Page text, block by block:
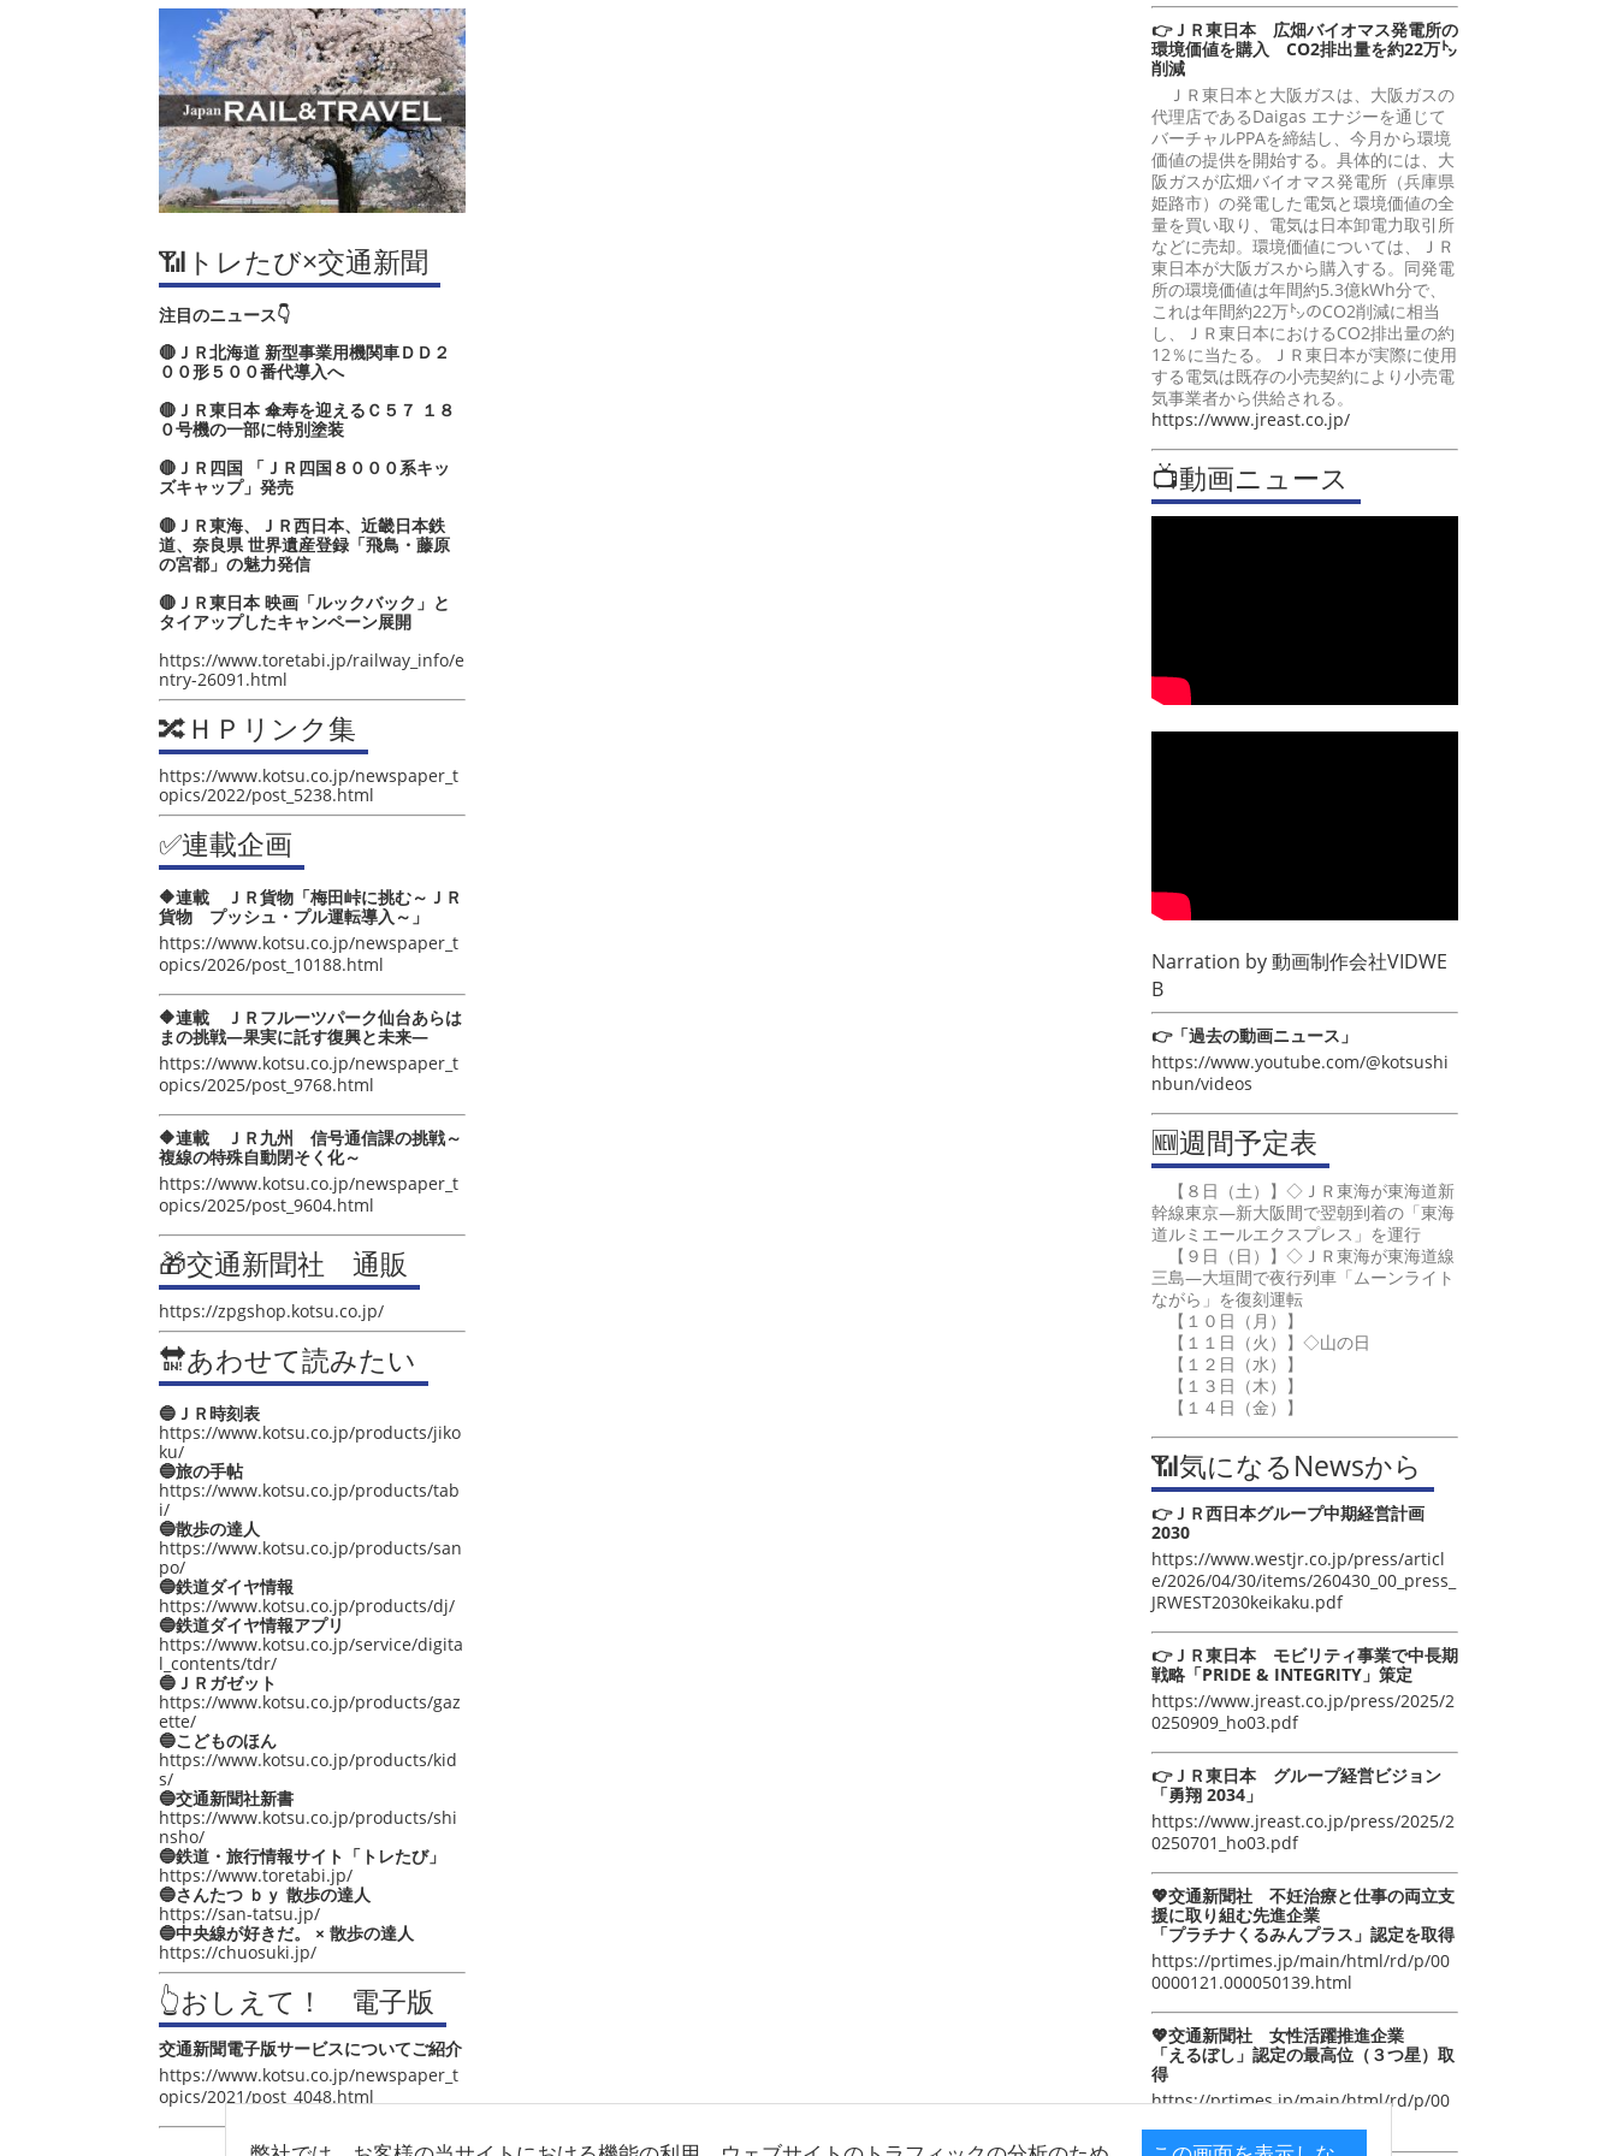
📶トレたび×交通新聞
注目のニュース👇
🔴ＪＲ北海道 新型事業用機関車ＤＤ２
００形５００番代導入へ
🔴ＪＲ東日本 傘寿を迎えるＣ５７ １８
０号機の一部に特別塗装
🔴ＪＲ四国 「ＪＲ四国８０００系キッ
ズキャップ」発売
🔴ＪＲ東海、ＪＲ西日本、近畿日本鉄
道、奈良県 世界遺産登録「飛鳥・藤原
の宮都」の魅力発信
🔴ＪＲ東日本 映画「ルックバック」と
タイアップしたキャンペーン展開
https://www.toretabi.jp/railway_info/e
ntry-26091.html
🔀ＨＰリンク集
https://www.kotsu.co.jp/newspaper_t
opics/2022/post_5238.html
✅連載企画
🔶連載 ＪＲ貨物「梅田峠に挑む～ＪＲ
貨物 プッシュ・プル運転導入～」
https://www.kotsu.co.jp/newspaper_t
opics/2026/post_10188.html
🔶連載 ＪＲフルーツパーク仙台あらは
まの挑戦―果実に託す復興と未来―
https://www.kotsu.co.jp/newspaper_t
opics/2025/post_9768.html
🔶連載 ＪＲ九州 信号通信課の挑戦～
複線の特殊自動閉そく化～
https://www.kotsu.co.jp/newspaper_t
opics/2025/post_9604.html
🎁交通新聞社 通販
https://zpgshop.kotsu.co.jp/
🔛あわせて読みたい
🔵ＪＲ時刻表
https://www.kotsu.co.jp/products/jiko
ku/
🔵旅の手帖
https://www.kotsu.co.jp/products/tab
i/
🔵散歩の達人
https://www.kotsu.co.jp/products/san
po/
🔵鉄道ダイヤ情報
https://www.kotsu.co.jp/products/dj/
🔵鉄道ダイヤ情報アプリ
https://www.kotsu.co.jp/service/digita
l_contents/tdr/
🔵ＪＲガゼット
https://www.kotsu.co.jp/products/gaz
ette/
🔵こどものほん
https://www.kotsu.co.jp/products/kid
s/
🔵交通新聞社新書
https://www.kotsu.co.jp/products/shi
nsho/
🔵鉄道・旅行情報サイト「トレたび」
https://www.toretabi.jp/
🔵さんたつ ｂｙ 散歩の達人
https://san-tatsu.jp/
🔵中央線が好きだ。 × 散歩の達人
https://chuosuki.jp/
👆おしえて！ 電子版
交通新聞電子版サービスについてご紹介
https://www.kotsu.co.jp/newspaper_t
opics/2021/post_4048.html
👉ＪＲ東日本 広畑バイオマス発電所の
環境価値を購入 CO2排出量を約22万㌧
削減
ＪＲ東日本と大阪ガスは、大阪ガスの
代理店であるDaigas エナジーを通じて
バーチャルPPAを締結し、今月から環境
価値の提供を開始する。具体的には、大
阪ガスが広畑バイオマス発電所（兵庫県
姫路市）の発電した電気と環境価値の全
量を買い取り、電気は日本卸電力取引所
などに売却。環境価値については、ＪＲ
東日本が大阪ガスから購入する。同発電
所の環境価値は年間約5.3億kWh分で、
これは年間約22万㌧のCO2削減に相当
し、ＪＲ東日本におけるCO2排出量の約
12％に当たる。ＪＲ東日本が実際に使用
する電気は既存の小売契約により小売電
気事業者から供給される。
https://www.jreast.co.jp/
📺動画ニュース
Narration by動画制作会社VIDWE
B
👉「過去の動画ニュース」
https://www.youtube.com/@kotsushi
nbun/videos
🆕週間予定表
【８日（土）】◇ＪＲ東海が東海道新
幹線東京―新大阪間で翌朝到着の「東海
道ルミエールエクスプレス」を運行
【９日（日）】◇ＪＲ東海が東海道線
三島―大垣間で夜行列車「ムーンライト
ながら」を復刻運転
【１０日（月）】
【１１日（火）】◇山の日
【１２日（水）】
【１３日（木）】
【１４日（金）】
📶気になるNewsから
👉ＪＲ西日本グループ中期経営計画
2030
https://www.westjr.co.jp/press/articl
e/2026/04/30/items/260430_00_press_
JRWEST2030keikaku.pdf
👉ＪＲ東日本 モビリティ事業で中長期
戦略「PRIDE & INTEGRITY」策定
https://www.jreast.co.jp/press/2025/2
0250909_ho03.pdf
👉ＪＲ東日本 グループ経営ビジョン
「勇翔 2034」
https://www.jreast.co.jp/press/2025/2
0250701_ho03.pdf
💖交通新聞社 不妊治療と仕事の両立支
援に取り組む先進企業
「プラチナくるみんプラス」認定を取得
https://prtimes.jp/main/html/rd/p/00
0000121.000050139.html
💖交通新聞社 女性活躍推進企業
「えるぼし」認定の最高位（３つ星）取
得
https://prtimes.jp/main/html/rd/p/00